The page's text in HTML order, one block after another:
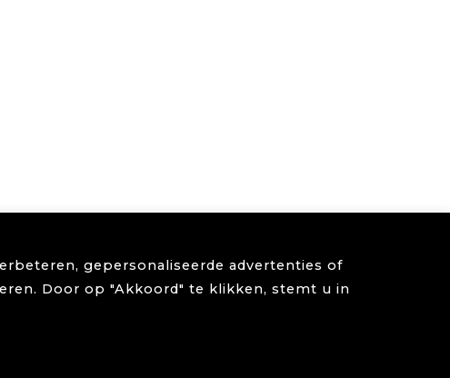
gepersonaliseerde advertenties of
Door op "Akkoord" te klikken, stemt u in